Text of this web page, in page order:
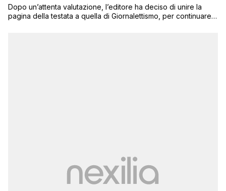
Dopo un’attenta valutazione, l’editore ha deciso di unire la
pagina della testata a quella di Giornalettismo, per continuare a